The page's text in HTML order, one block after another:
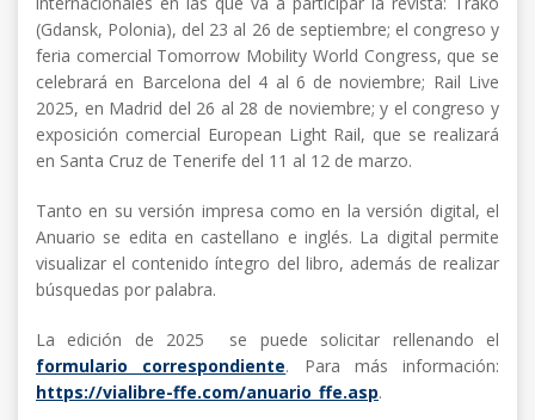
(Gdansk, Polonia), del 23 al 26 de septiembre; el congreso y
feria comercial Tomorrow Mobility World Congress, que se
celebrará en Barcelona del 4 al 6 de noviembre; Rail Live
2025, en Madrid del 26 al 28 de noviembre; y el congreso y
exposición comercial European Light Rail, que se realizará
en Santa Cruz de Tenerife del 11 al 12 de marzo.
Tanto en su versión impresa como en la versión digital, el
Anuario se edita en castellano e inglés. La digital permite
visualizar el contenido íntegro del libro, además de realizar
búsquedas por palabra.
La edición de 2025 se puede solicitar rellenando el
formulario correspondiente. Para más información:
https://vialibre-ffe.com/anuario_ffe.asp.